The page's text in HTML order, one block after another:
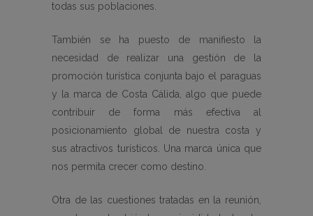
todas sus poblaciones.
También se ha puesto de manifiesto la
necesidad de realizar una gestión de la
promoción turística conjunta bajo el paraguas
y la marca de Costa Cálida, algo que puede
contribuir de forma más efectiva al
posicionamiento global de nuestra costa y
sus atractivos turísticos. Una marca única que
nos permita crecer como destino.
Otra de las cuestiones tratadas en la reunión,